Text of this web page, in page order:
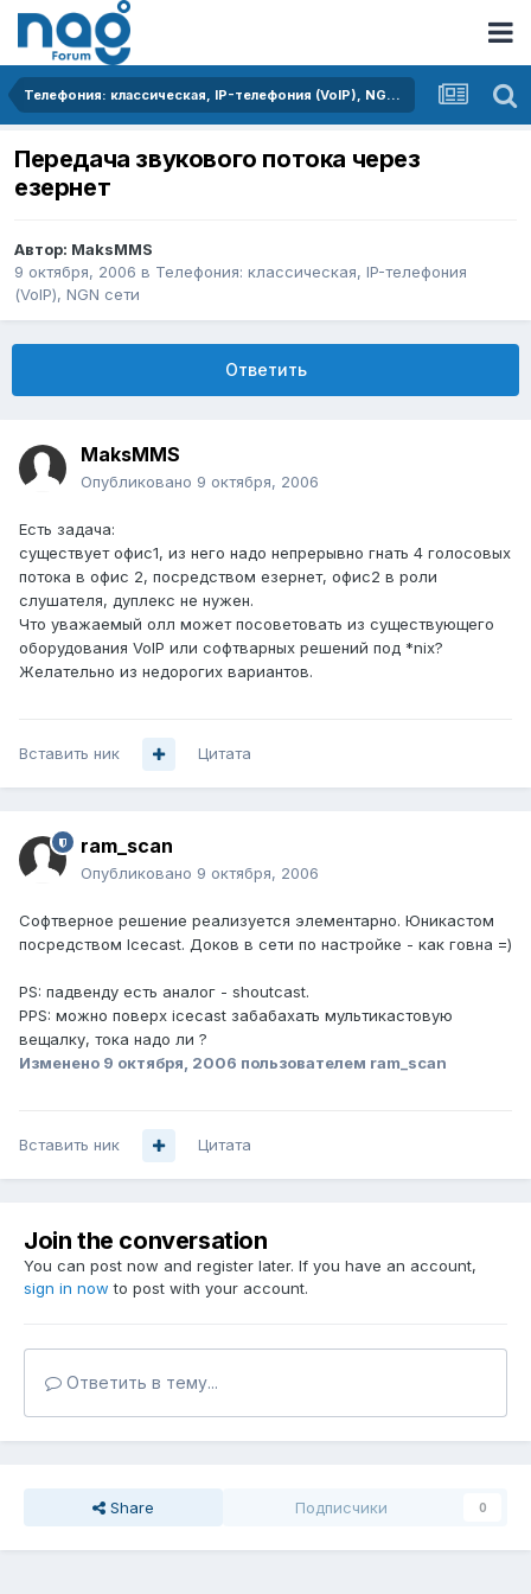
Телефония: классическая, IP-телефония (VoIP), NGN сети
Передача звукового потока через
езернет
Автор: MaksMMS
9 октября, 2006 в Телефония: классическая, IP-телефония
(VoIP), NGN сети
Ответить
MaksMMS
Опубликовано 9 октября, 2006
Есть задача:
существует офис1, из него надо непрерывно гнать 4 голосовых
потока в офис 2, посредством езернет, офис2 в роли
слушателя, дуплекс не нужен.
Что уважаемый олл может посоветовать из существующего
оборудования VoIP или софтварных решений под *nix?
Желательно из недорогих вариантов.
Вставить ник Цитата
ram_scan
Опубликовано 9 октября, 2006
Софтверное решение реализуется элементарно. Юникастом
посредством Icecast. Доков в сети по настройке - как говна =)
PS: падвенду есть аналог - shoutcast.
PPS: можно поверх icecast забабахать мультикастовую
вещалку, тока надо ли ?
Изменено 9 октября, 2006 пользователем ram_scan
Вставить ник Цитата
Join the conversation
You can post now and register later. If you have an account,
sign in now to post with your account.
Ответить в тему...
Share Подписчики 0